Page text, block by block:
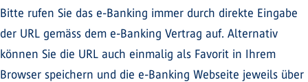
Bitte rufen Sie das e-Banking immer durch direkte Eingabe
der URL gemäss dem e-Banking Vertrag auf. Alternativ
können Sie die URL auch einmalig als Favorit in Ihrem
Browser speichern und die e-Banking Webseite jeweils über